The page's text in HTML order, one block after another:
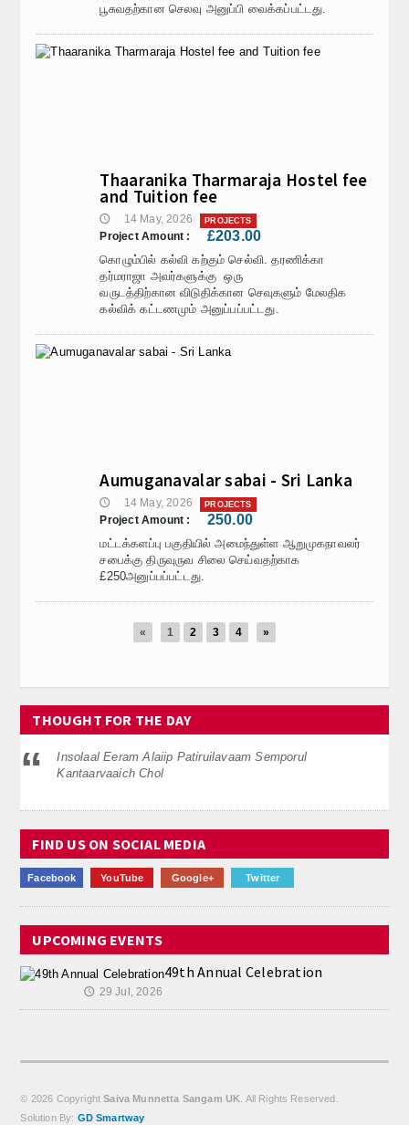
பூசுவதற்கான செலவு அனுப்பி வைக்கப்பட்டது.
Thaaranika Tharmaraja Hostel fee
and Tuition fee
🕔 14 May, 2026 PROJECTS
Project Amount : £203.00
கொழும்பில் கல்வி கற்கும் செல்வி. தரணிக்கா
தர்மராஜா அவர்களுக்கு ஒரு
வருடத்திற்கான விடுதிக்கான செவுகளும் மேலதிக
கல்விக் கட்டணமும் அனுப்பப்பட்டது.
Aumuganavalar sabai - Sri Lanka
🕔 14 May, 2026 PROJECTS
Project Amount : 250.00
மட்டக்களப்பு பகுதியில் அமைந்துள்ள ஆறுமுகநாவலர்
சபைக்கு திருவுருவ சிலை செய்வதற்காக
£250அனுப்பப்பட்டது.
« 1 2 3 4 »
THOUGHT FOR THE DAY
Insolaal Eeram Alaiip Patiruilavaam Semporul
Kantaarvaaich Chol
FIND US ON SOCIAL MEDIA
Facebook YouTube Google+ Twitter
UPCOMING EVENTS
49th Annual Celebration
🕔 29 Jul, 2026
© 2026 CopyrightSaiva Munnetta Sangam UK . All Rights Reserved.
Solution By: GD Smartway